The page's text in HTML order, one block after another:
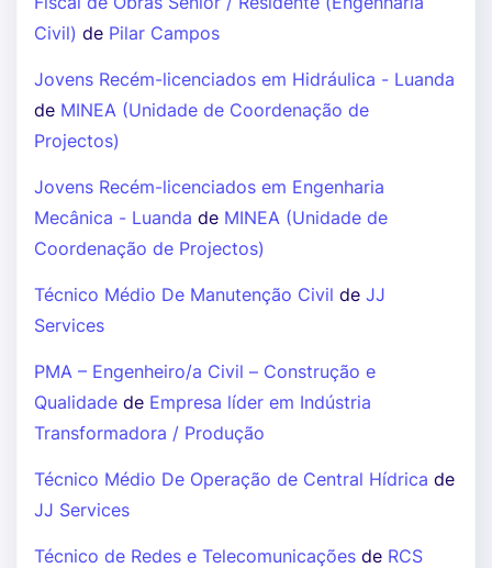
Civil) de Pilar Campos
Jovens Recém-licenciados em Hidráulica - Luanda
de MINEA (Unidade de Coordenação de
Projectos)
Jovens Recém-licenciados em Engenharia
Mecânica - Luanda de MINEA (Unidade de
Coordenação de Projectos)
Técnico Médio De Manutenção Civil de JJ
Services
PMA – Engenheiro/a Civil – Construção e
Qualidade de Empresa líder em Indústria
Transformadora / Produção
Técnico Médio De Operação de Central Hídrica de
JJ Services
Técnico de Redes e Telecomunicações de RCS